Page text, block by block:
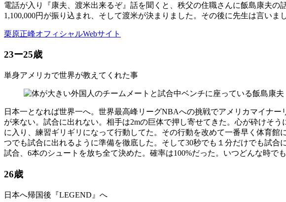
電話が入り『康夫、渡米出来るぞ』話を聞くと、秩父の住職さんに飯島康夫
1,100,000円が振り込まれ、そして渡米が決まりました。その後に先生は言い
栗原正峰オフィシャルWebサイト
23ー25歳
単身アメリカで世界が教えてくれた事
日本一となれば世界一へ。世界最高峰リーグNBAへの挑戦でアメリカマイナ
が来ない。試合に出れない。相手は2mの巨体で押し寄せてきた。心が砕けそ
に入り、練習ギリギリになって行動してた。その行動を改めて一番早く体育
つでも試合に出れるように準備を徹底した。そして30秒でも１分だけでも試
試合、6本のシュートを放ち全て決めた。確率は100%だった。いつどんな時
26歳
日本へ帰国後『LEGEND』へ